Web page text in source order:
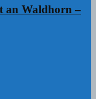
an Waldhorn –